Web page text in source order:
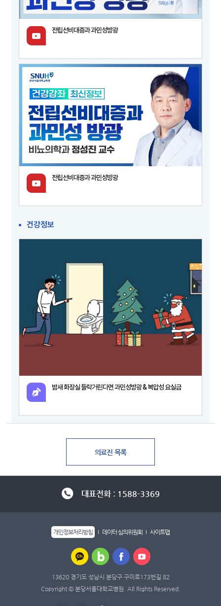
전립선비대증과 과민성방광
전립선비대증과 과민성방광
건강정보
밤새 화장실 들락거린다면 과민성방광 & 복압성 요실금
대표전화 : 1588-3369
개인정보처리방침 데이터 심의위원회 사이트맵
13620 경기도 성남시 분당구 구미로173번길 82
Copyright © 분당서울대학교병원. All Rights Reserved.